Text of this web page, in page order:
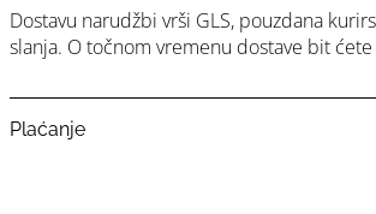
Dostavu narudžbi vrši GLS, pouzdana
slanja. O točnom vremenu dostave bit
Plaćanje